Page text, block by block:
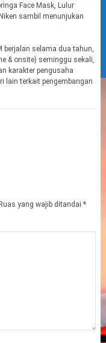
Face Mask, Lulur
sambil menunjukan
berjalan selama dua tahun,
& onsite) seminggu sekali,
karakter pengusaha
lain terkait pengembangan
yang wajib ditandai *